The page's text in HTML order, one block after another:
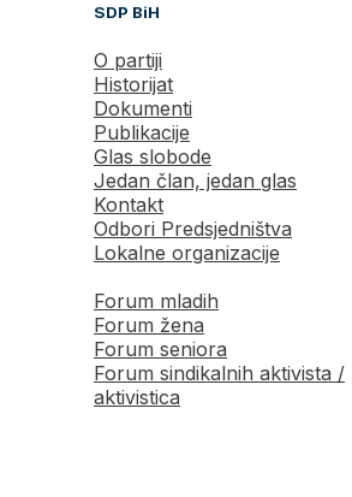
SDP BiH
O partiji
Historijat
Dokumenti
Publikacije
Glas slobode
Jedan član, jedan glas
Kontakt
Odbori Predsjedništva
Lokalne organizacije
Forum mladih
Forum žena
Forum seniora
Forum sindikalnih aktivista /
aktivistica